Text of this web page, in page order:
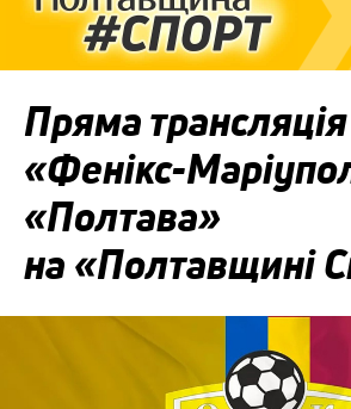
Пряма
«Фенікс-
«Полтава»
на «Полтавщині